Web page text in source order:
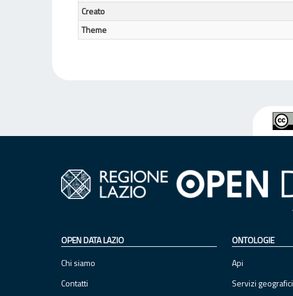
Creato
Theme
OPEN DATA LAZIO
Chi siamo
Contatti
ONTOLOGIE
Api
Servizi geografici